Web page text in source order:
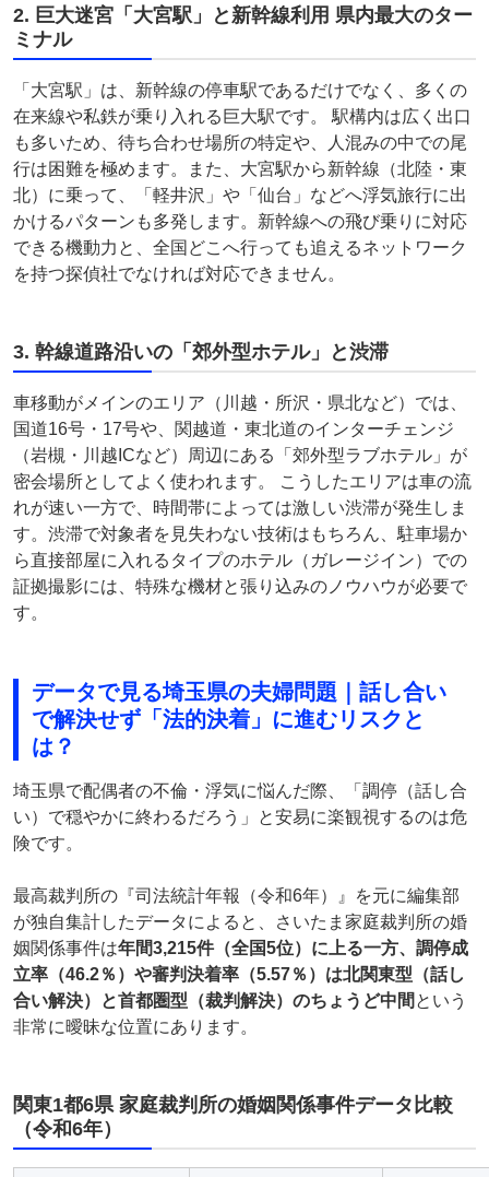
2. 巨大迷宮「大宮駅」と新幹線利用 県内最大のター
ミナル
「大宮駅」は、新幹線の停車駅であるだけでなく、多くの
在来線や私鉄が乗り入れる巨大駅です。 駅構内は広く出口
も多いため、待ち合わせ場所の特定や、人混みの中での尾
行は困難を極めます。また、大宮駅から新幹線（北陸・東
北）に乗って、「軽井沢」や「仙台」などへ浮気旅行に出
かけるパターンも多発します。新幹線への飛び乗りに対応
できる機動力と、全国どこへ行っても追えるネットワーク
を持つ探偵社でなければ対応できません。
3. 幹線道路沿いの「郊外型ホテル」と渋滞
車移動がメインのエリア（川越・所沢・県北など）では、
国道16号・17号や、関越道・東北道のインターチェンジ
（岩槻・川越ICなど）周辺にある「郊外型ラブホテル」が
密会場所としてよく使われます。 こうしたエリアは車の流
れが速い一方で、時間帯によっては激しい渋滞が発生しま
す。渋滞で対象者を見失わない技術はもちろん、駐車場か
ら直接部屋に入れるタイプのホテル（ガレージイン）での
証拠撮影には、特殊な機材と張り込みのノウハウが必要で
す。
データで見る埼玉県の夫婦問題｜話し合い
で解決せず「法的決着」に進むリスクと
は？
埼玉県で配偶者の不倫・浮気に悩んだ際、「調停（話し合
い）で穏やかに終わるだろう」と安易に楽観視するのは危
険です。
最高裁判所の『司法統計年報（令和6年）』を元に編集部
が独自集計したデータによると、さいたま家庭裁判所の婚
姻関係事件は年間3,215件（全国5位）に上る一方、調停成
立率（46.2％）や審判決着率（5.57％）は北関東型（話し
合い解決）と首都圏型（裁判解決）のちょうど中間 という
非常に曖昧な位置にあります。
関東1都6県 家庭裁判所の婚姻関係事件データ比較
（令和6年）